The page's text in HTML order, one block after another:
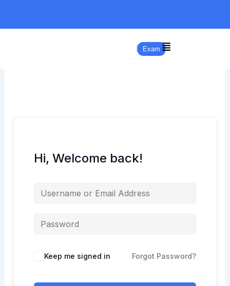
content
Exam
Hi, Welcome back!
Keep me signed in Forgot Password?